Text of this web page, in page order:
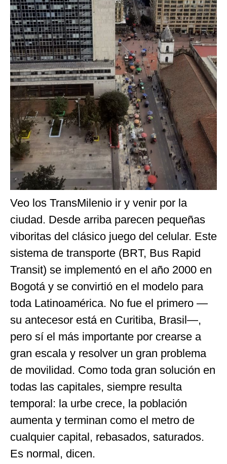
Veo los TransMilenio ir y venir por la
ciudad. Desde arriba parecen pequeñas
viboritas del clásico juego del celular. Este
sistema de transporte (BRT, Bus Rapid
Transit) se implementó en el año 2000 en
Bogotá y se convirtió en el modelo para
toda Latinoamérica. No fue el primero —
su antecesor está en Curitiba, Brasil—,
pero sí el más importante por crearse a
gran escala y resolver un gran problema
de movilidad. Como toda gran solución en
todas las capitales, siempre resulta
temporal: la urbe crece, la población
aumenta y terminan como el metro de
cualquier capital, rebasados, saturados.
Es normal, dicen.